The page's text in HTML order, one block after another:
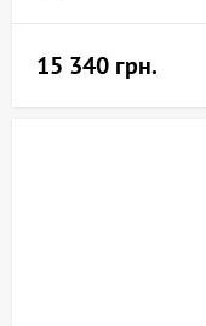
15 340 грн.